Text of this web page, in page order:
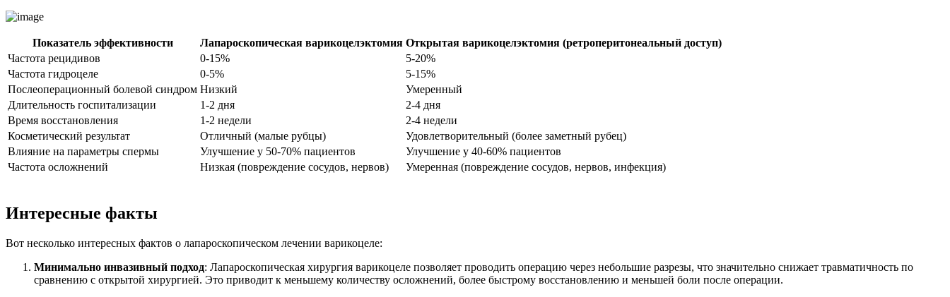
Показатель эффективности Лапароскопическая варикоцелэктомия Открытая варикоцелэктомия (ретроперитонеальный доступ)
Частота рецидивов
0-15%
5-20%
Частота гидроцеле
0-5%
5-15%
Послеоперационный болевой синдром Низкий
Умеренный
Длительность госпитализации
1-2 дня
2-4 дня
Время восстановления
1-2 недели
2-4 недели
Косметический результат
Отличный (малые рубцы)
Удовлетворительный (более заметный рубец)
Влияние на параметры спермы
Улучшение у 50-70% пациентов
Улучшение у 40-60% пациентов
Частота осложнений
Низкая (повреждение сосудов, нервов) Умеренная (повреждение сосудов, нервов, инфекция)
Интересные факты
Вот несколько интересных фактов о лапароскопическом лечении варикоцеле:
Минимально инвазивный подход: Лапароскопическая хирургия варикоцеле позволяет проводить операцию через небольшие разрезы, что значительно снижает травматичность по
сравнению с открытой хирургией. Это приводит к меньшему количеству осложнений, более быстрому восстановлению и меньшей боли после операции.